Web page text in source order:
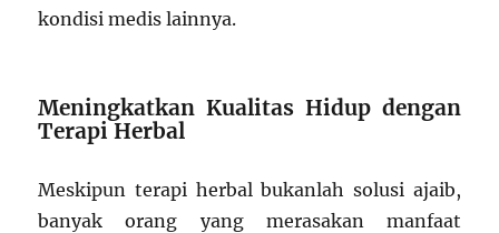
kondisi medis lainnya.
Meningkatkan Kualitas Hidup dengan
Terapi Herbal
Meskipun terapi herbal bukanlah solusi ajaib,
banyak orang yang merasakan manfaat